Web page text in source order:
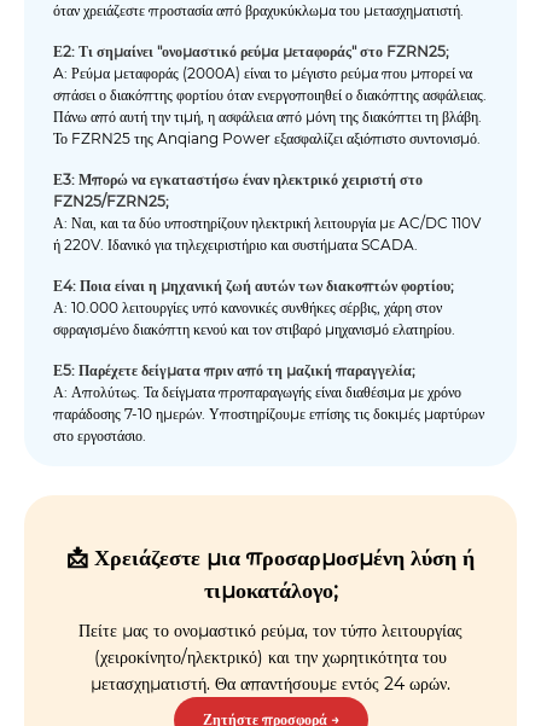
όταν χρειάζεστε προστασία από βραχυκύκλωμα του μετασχηματιστή.
Ε2: Τι σημαίνει "ονομαστικό ρεύμα μεταφοράς" στο FZRN25;
A: Ρεύμα μεταφοράς (2000A) είναι το μέγιστο ρεύμα που μπορεί να
σπάσει ο διακόπτης φορτίου όταν ενεργοποιηθεί ο διακόπτης ασφάλειας.
Πάνω από αυτή την τιμή, η ασφάλεια από μόνη της διακόπτει τη βλάβη.
Το FZRN25 της Anqiang Power εξασφαλίζει αξιόπιστο συντονισμό.
Ε3: Μπορώ να εγκαταστήσω έναν ηλεκτρικό χειριστή στο
FZN25/FZRN25;
Α: Ναι, και τα δύο υποστηρίζουν ηλεκτρική λειτουργία με AC/DC 110V
ή 220V. Ιδανικό για τηλεχειριστήριο και συστήματα SCADA.
Ε4: Ποια είναι η μηχανική ζωή αυτών των διακοπτών φορτίου;
Α: 10.000 λειτουργίες υπό κανονικές συνθήκες σέρβις, χάρη στον
σφραγισμένο διακόπτη κενού και τον στιβαρό μηχανισμό ελατηρίου.
Ε5: Παρέχετε δείγματα πριν από τη μαζική παραγγελία;
Α: Απολύτως. Τα δείγματα προπαραγωγής είναι διαθέσιμα με χρόνο
παράδοσης 7-10 ημερών. Υποστηρίζουμε επίσης τις δοκιμές μαρτύρων
στο εργοστάσιο.
📩 Χρειάζεστε μια προσαρμοσμένη λύση ή
τιμοκατάλογο;
Πείτε μας το ονομαστικό ρεύμα, τον τύπο λειτουργίας
(χειροκίνητο/ηλεκτρικό) και την χωρητικότητα του
μετασχηματιστή. Θα απαντήσουμε εντός 24 ωρών.
Ζητήστε προσφορά →